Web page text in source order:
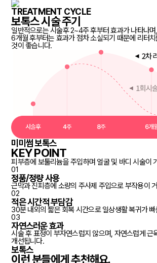
TREATMENT CYCLE
보톡스 시술 주기
일반적으로는 시술후 2~4주 후부터 효과가 나타나며,
6개월 후부터는 효과가 점차 소실되기 때문에 리터
것이 좋습니다.
미미썸 보톡스
KEY POINT
피부층에 보툴리늄을 주입하며 얼굴 및 바디 시술이
01
정품/정량 사용
근막과 진피층에 소량의 주사제 주입으로 부작용이
02
적은 시간적 부담감
30분 내외의 짧은 회복 시간으로 일상생활 복귀가
03
자연스러운 효과
시술 후 표정이 부자연스럽지 않으며, 자연스럽게 근
개선됩니다.
보톡스
이런 분들에게추천해요.